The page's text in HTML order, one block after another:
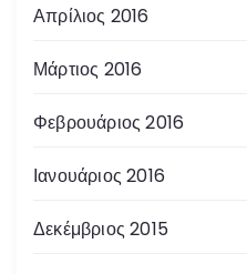
Απρίλιος 2016
Μάρτιος 2016
Φεβρουάριος 2016
Ιανουάριος 2016
Δεκέμβριος 2015